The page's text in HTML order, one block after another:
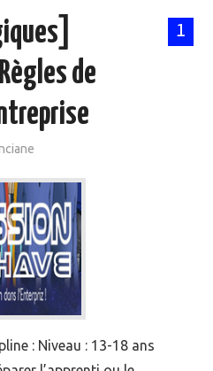
1
de
: Niveau : 13-18 ans